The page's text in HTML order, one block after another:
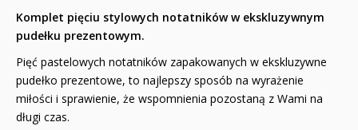
Komplet pięciu stylowych notatników w ekskluzywnym
pudełku prezentowym.
Pięć pastelowych notatników zapakowanych w ekskluzywne
pudełko prezentowe, to najlepszy sposób na wyrażenie
miłości i sprawienie, że wspomnienia pozostaną z Wami na
długi czas.